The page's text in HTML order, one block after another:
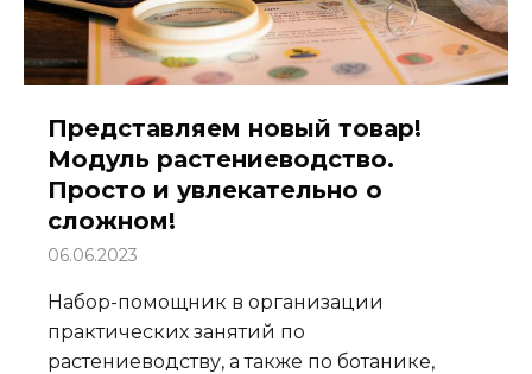
Представляем новый товар!
Модуль растениеводство.
Просто и увлекательно о
сложном!
06.06.2023
Набор-помощник в организации
практических занятий по
растениеводству, а также по ботанике,